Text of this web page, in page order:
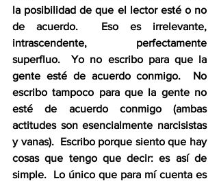
la posibilidad de que el lector esté o no
de acuerdo.  Eso es irrelevante,
intrascendente, perfectamente
superfluo.  Yo no escribo para que la
gente esté de acuerdo conmigo.  No
escribo tampoco para que la gente no
esté de acuerdo conmigo (ambas
actitudes son esencialmente narcisistas
y vanas).  Escribo porque siento que hay
cosas que tengo que decir: es así de
simple.  Lo único que para mí cuenta es